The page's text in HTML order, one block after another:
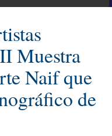
Muestra
Naif que
de